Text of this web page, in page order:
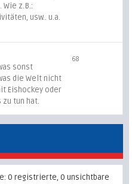
Wie z.B.:
usw.. u.a.
sonst
die Welt nicht
Eishockey oder
zu tun hat.
68
0 registrierte, 0 unsichtbare